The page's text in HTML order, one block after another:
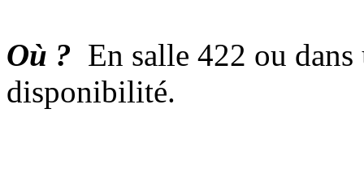
Où ? En salle 422 ou
disponibilité.